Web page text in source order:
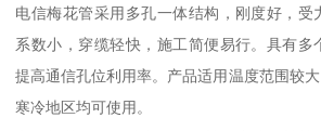
电信梅花管采用多孔一体结构，刚度好，受
系数小，穿缆轻快，施工简便易行。具有多
提高通信孔位利用率。产品适用温度范围较
寒冷地区均可使用。